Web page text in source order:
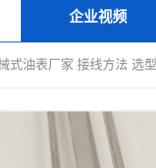
企业视频
式油表厂家 接线方法 选